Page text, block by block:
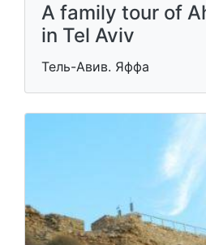
A family tour of
in Tel Aviv
Тель-Авив. Яффа